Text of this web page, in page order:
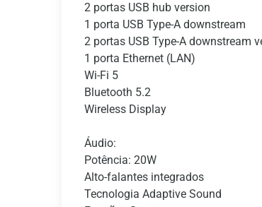
2 portas USB hub version
1 porta USB Type-A downstream
2 portas USB Type-A downstream
1 porta Ethernet (LAN)
Wi-Fi 5
Bluetooth 5.2
Wireless Display
Áudio:
Potência: 20W
Alto-falantes integrados
Tecnologia Adaptive Sound